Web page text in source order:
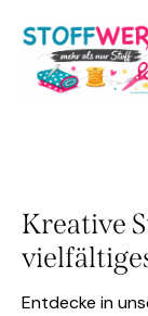
Kreative
Entdecke in